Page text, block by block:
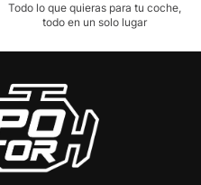
Todo lo que quieras para tu coche,
todo en un solo lugar